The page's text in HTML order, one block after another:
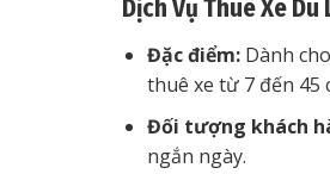
Dịch Vụ Thuê Xe Du
Đặc điểm:Dành
thuê xe từ 7 đến 45
Đối tượng khách
ngắn ngày.